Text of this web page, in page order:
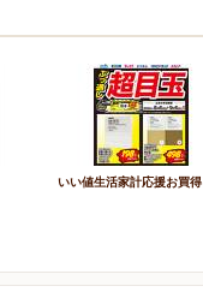
いい値生活家計応援お買得